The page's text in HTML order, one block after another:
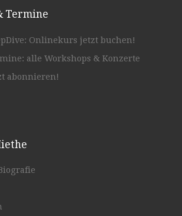
Termine
Onlinekurs jetzt buchen!
alle Workshops & Konzerte
abonnieren!